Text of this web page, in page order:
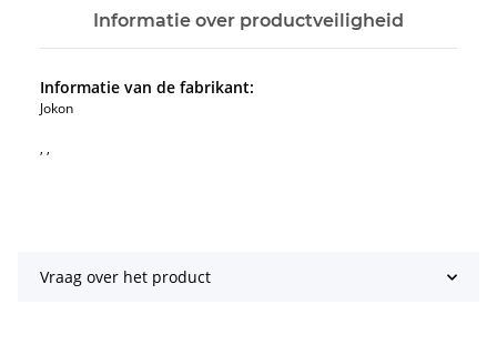
Informatie over productveiligheid
Informatie van de fabrikant:
Jokon
, ,
Vraag over het product